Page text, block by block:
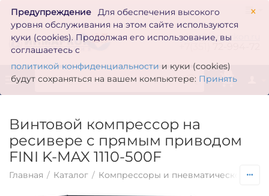
×
Предупреждение
Для обеспечения высокого
уровня обслуживания на этом сайте используются
куки (cookies). Продолжая его использование, вы
соглашаетесь с
политикой конфиденциальности и куки (cookies)
будут сохраняться на вашем компьютере: Принять
zakaz@inmarkon.ru
0
Винтовой компрессор на
ресивере с прямым приводом
FINI K-MAX 1110-500F
Главная / Каталог / Компрессоры и пневматическое